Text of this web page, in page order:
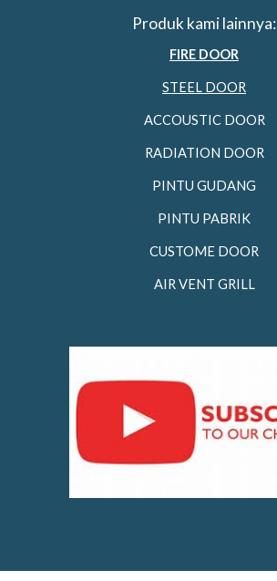
Produk kami lainnya:
FIRE DOOR
STEEL DOOR
ACCOUSTIC DOOR
RADIATION DOOR
PINTU GUDANG
PINTU PABRIK
CUSTOME DOOR
AIR VENT GRILL